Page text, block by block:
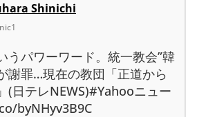
Shinichi
うパワーワード。統一教会”韓
謝罪…現在の教団「正道から
(日テレNEWS)#Yahooニュー
byNHyv3B9C